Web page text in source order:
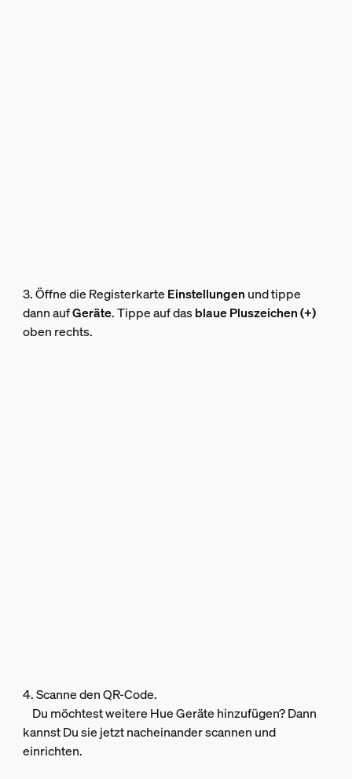
3. Öffne die Registerkarte Einstellungen und tippe
dann aufGeräte. Tippe auf dasblaue Pluszeichen (+)
oben rechts.
4. Scanne den QR-Code.
Du möchtest weitere Hue Geräte hinzufügen? Dann
kannst Du sie jetzt nacheinander scannen und
einrichten.